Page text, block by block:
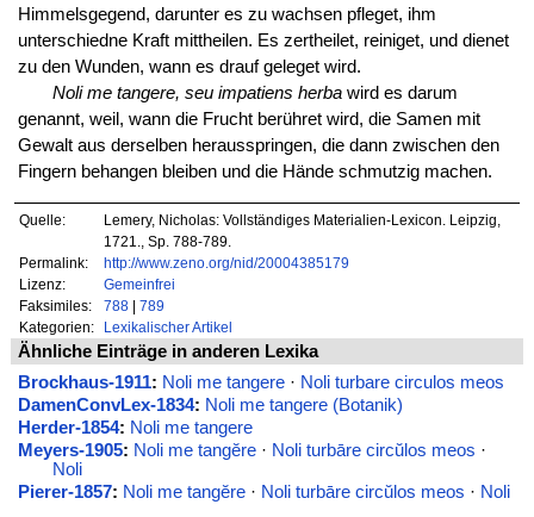
Himmelsgegend, darunter es zu wachsen pfleget, ihm
unterschiedne Kraft mittheilen. Es zertheilet, reiniget, und dienet
zu den Wunden, wann es drauf geleget wird.
Noli me tangere, seu impatiens herbawird es darum
genannt, weil, wann die Frucht berühret wird, die Samen mit
Gewalt aus derselben herausspringen, die dann zwischen den
Fingern behangen bleiben und die Hände schmutzig machen.
Quelle:
Lemery, Nicholas: Vollständiges Materialien-Lexicon. Leipzig,
1721., Sp. 788-789.
Permalink:
http://www.zeno.org/nid/20004385179
Lizenz:
Gemeinfrei
Faksimiles:
788| 789
Kategorien:
Lexikalischer Artikel
Ähnliche Einträge in anderen Lexika
Brockhaus-1911: Noli me tangere· Noli turbare circulos meos
DamenConvLex-1834: Noli me tangere (Botanik)
Herder-1854: Noli me tangere
Meyers-1905: Noli me tangĕre· Noli turbāre circŭlos meos ·
Noli
Pierer-1857: Noli me tangĕre· Noli turbāre circŭlos meos · Noli